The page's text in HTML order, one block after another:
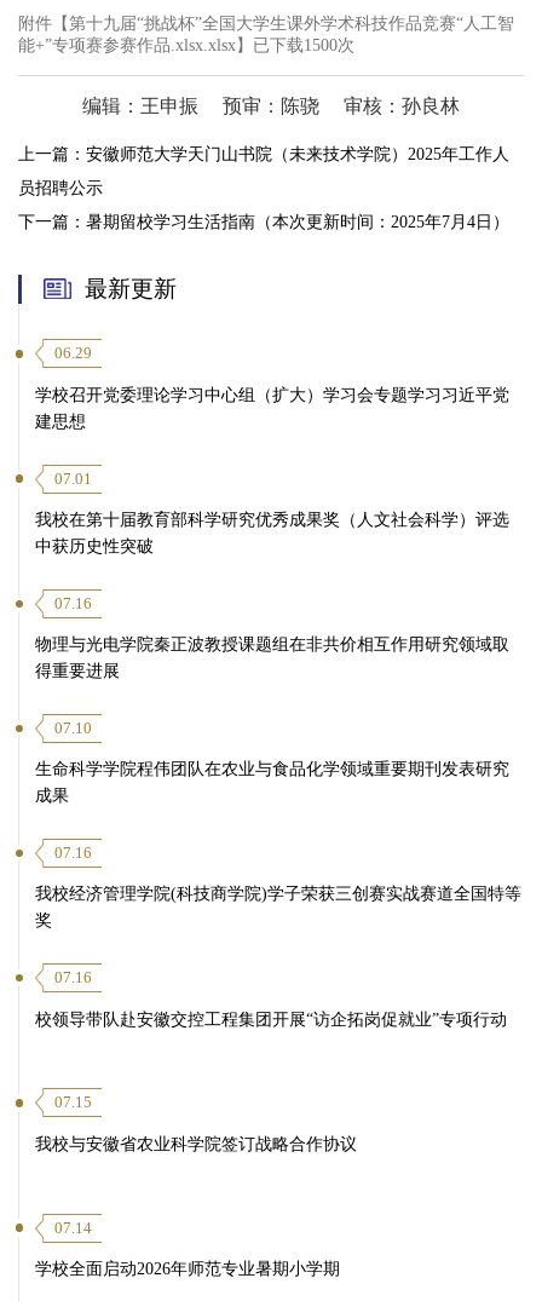
附件【第十九届“挑战杯”全国大学生课外学术科技作品竞赛“人工智
能+”专项赛参赛作品.xlsx.xlsx】已下载1500次
编辑：王申振 预审：陈骁 审核：孙良林
上一篇： 安徽师范大学天门山书院（未来技术学院）2025年工作人
员招聘公示
下一篇： 暑期留校学习生活指南​（本次更新时间：2025年7月4日）
最新更新
06.29
学校召开党委理论学习中心组（扩大）学习会专题学习习近平党
建思想
07.01
我校在第十届教育部科学研究优秀成果奖（人文社会科学）评选
中获历史性突破
07.16
物理与光电学院秦正波教授课题组在非共价相互作用研究领域取
得重要进展
07.10
生命科学学院程伟团队在农业与食品化学领域重要期刊发表研究
成果
07.16
我校经济管理学院(科技商学院)学子荣获三创赛实战赛道全国特等
奖
07.16
校领导带队赴安徽交控工程集团开展“访企拓岗促就业”专项行动
07.15
我校与安徽省农业科学院签订战略合作协议
07.14
学校全面启动2026年师范专业暑期小学期